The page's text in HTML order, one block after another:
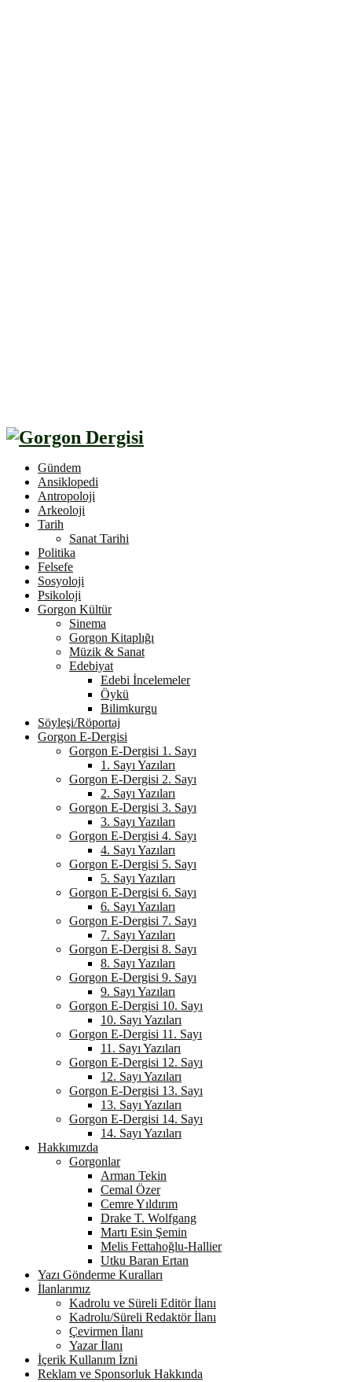
Gündem
Ansiklopedi
Antropoloji
Arkeoloji
Tarih
Sanat Tarihi
Politika
Felsefe
Sosyoloji
Psikoloji
Gorgon Kültür
Sinema
Gorgon Kitaplığı
Müzik & Sanat
Edebiyat
Edebi İncelemeler
Öykü
Bilimkurgu
Söyleşi/Röportaj
Gorgon E-Dergisi
Gorgon E-Dergisi 1. Sayı
1. Sayı Yazıları
Gorgon E-Dergisi 2. Sayı
2. Sayı Yazıları
Gorgon E-Dergisi 3. Sayı
3. Sayı Yazıları
Gorgon E-Dergisi 4. Sayı
4. Sayı Yazıları
Gorgon E-Dergisi 5. Sayı
5. Sayı Yazıları
Gorgon E-Dergisi 6. Sayı
6. Sayı Yazıları
Gorgon E-Dergisi 7. Sayı
7. Sayı Yazıları
Gorgon E-Dergisi 8. Sayı
8. Sayı Yazıları
Gorgon E-Dergisi 9. Sayı
9. Sayı Yazıları
Gorgon E-Dergisi 10. Sayı
10. Sayı Yazıları
Gorgon E-Dergisi 11. Sayı
11. Sayı Yazıları
Gorgon E-Dergisi 12. Sayı
12. Sayı Yazıları
Gorgon E-Dergisi 13. Sayı
13. Sayı Yazıları
Gorgon E-Dergisi 14. Sayı
14. Sayı Yazıları
Hakkımızda
Gorgonlar
Arman Tekin
Cemal Özer
Cemre Yıldırım
Drake T. Wolfgang
Martı Esin Şemin
Melis Fettahoğlu-Hallier
Utku Baran Ertan
Yazı Gönderme Kuralları
İlanlarımız
Kadrolu ve Süreli Editör İlanı
Kadrolu/Süreli Redaktör İlanı
Çevirmen İlanı
Yazar İlanı
İçerik Kullanım İzni
Reklam ve Sponsorluk Hakkında